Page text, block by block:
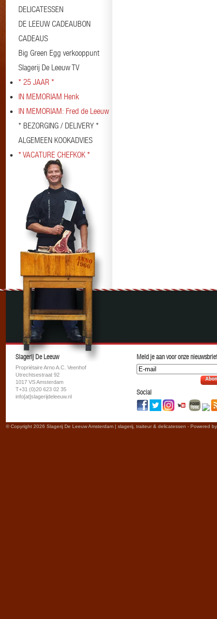
DELICATESSEN
DE LEEUW CADEAUBON
CADEAUS
Big Green Egg verkooppunt
Slagerij De Leeuw TV
* 25 JAAR *
IN MEMORIAM Henk
IN MEMORIAM: Fred de Leeuw
* BEZORGING / DELIVERY *
ALGEMEEN KOOKADVIES
* VACATURE CHEFKOK *
Slagerij De Leeuw
Propriétaire Arno A.C. Veenhof
Utrechtsestraat 92
1017 VS Amsterdam
T+31 (0)20 623 02 35
info[at]slagerijdeleeuw.nl
Meld je aan voor onze
Social
© Copyright 2026 Slagerij De Leeuw Amsterdam | slagerij, traiteur & delicatessen - Powered